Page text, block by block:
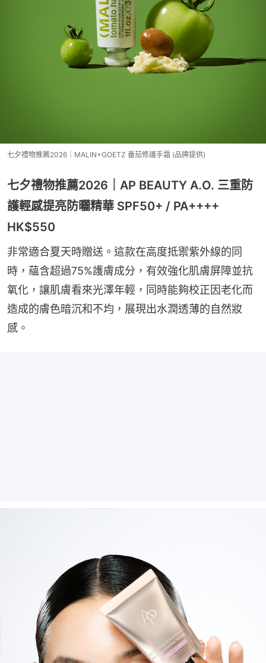
七夕禮物推薦2026｜MALIN+GOETZ 番茄修護手霜 (品牌提供)
七夕禮物推薦2026｜AP BEAUTY A.O. 三重防
護輕感提亮防曬精華 SPF50+ / PA++++
HK$550
非常適合夏天時贈送。這款在高度抵禦紫外線的同
時，蘊含超過75%護膚成分，有效強化肌膚屏障並抗
氧化，讓肌膚看來光澤年輕，同時能夠校正因老化而
造成的膚色暗沉和不均，展現出水潤透薄的自然妝
感。